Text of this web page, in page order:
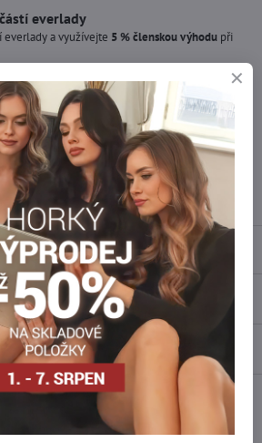
everlady
everlady a využívejte 5 % členskou výhodu při
uplatní v košíku.
více kusů ?
pro Vás doskladníme!
Reddit LinkedIn WhatsApp